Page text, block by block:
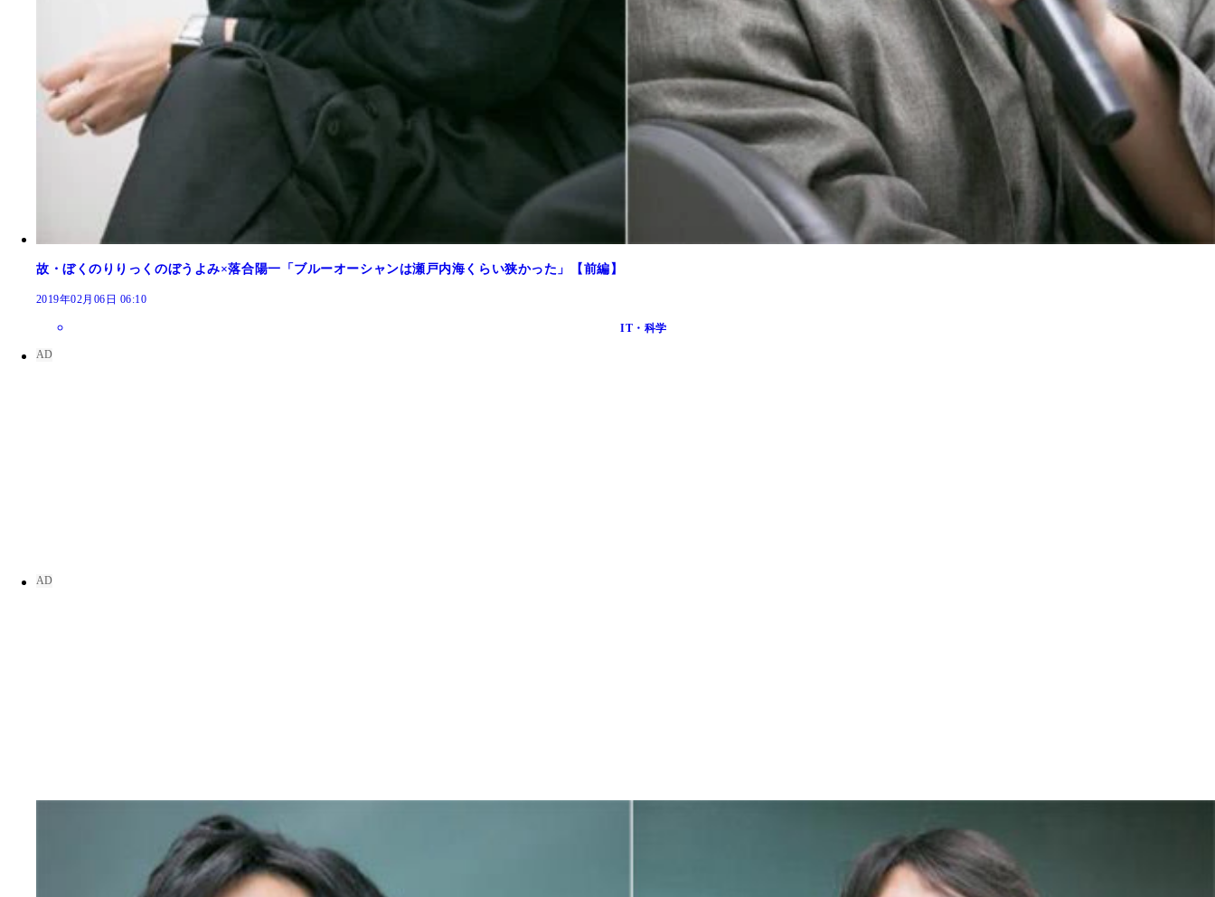
故・ぼくのりりっくのぼうよみ×落合陽一「ブルーオーシャンは瀬戸内海くらい狭かった」【前編】
2019年02月06日 06:10
IT・科学